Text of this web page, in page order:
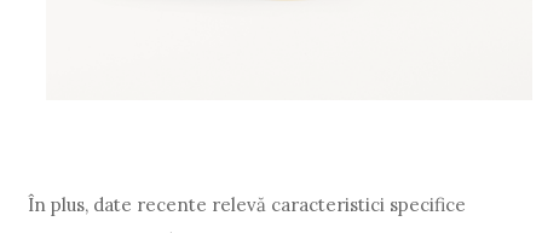
În plus, date recente relevă caracteristici specifice